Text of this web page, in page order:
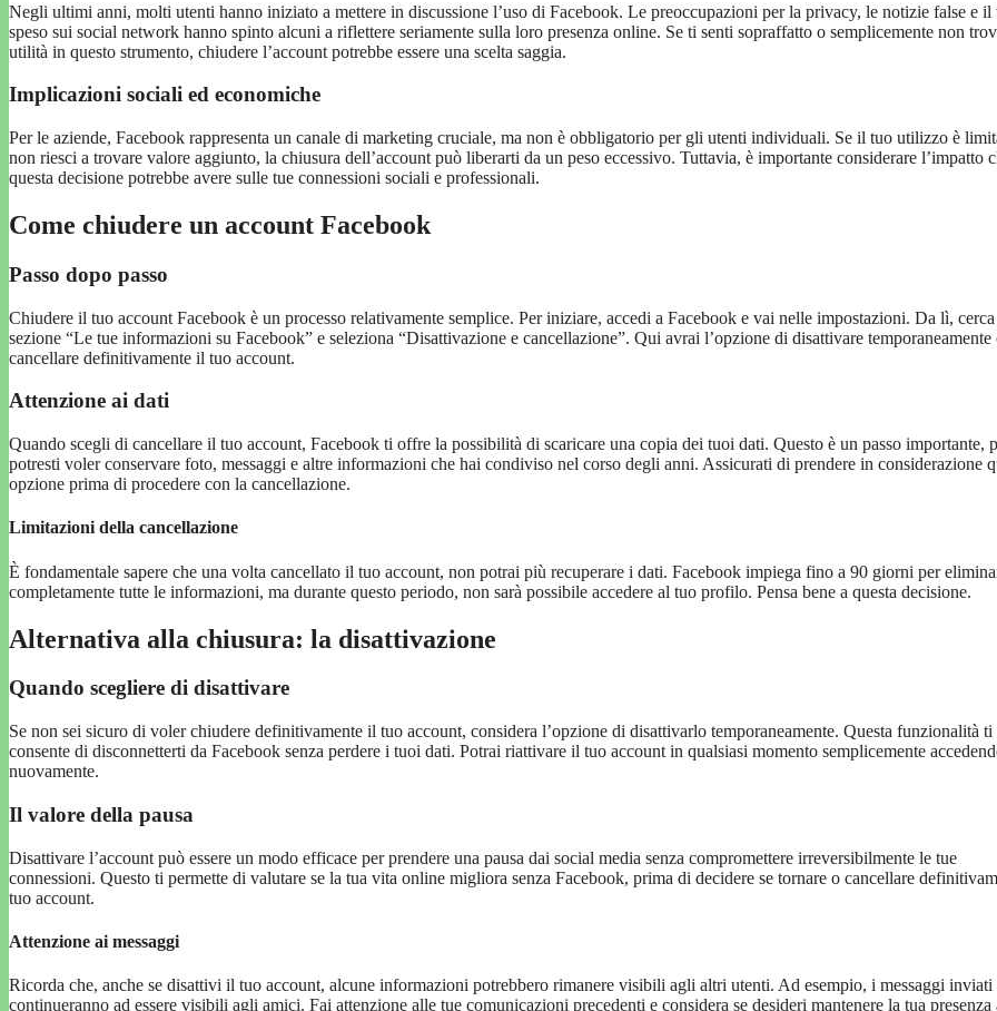
Negli ultimi anni, molti utenti hanno iniziato a mettere in discussione l’uso di Facebook. Le preoccupazioni per la privacy, le notizie false e il
speso sui social network hanno spinto alcuni a riflettere seriamente sulla loro presenza online. Se ti senti sopraffatto o semplicemente non
utilità in questo strumento, chiudere l’account potrebbe essere una scelta saggia.
Implicazioni sociali ed economiche
Per le aziende, Facebook rappresenta un canale di marketing cruciale, ma non è obbligatorio per gli utenti individuali. Se il tuo utilizzo è
non riesci a trovare valore aggiunto, la chiusura dell’account può liberarti da un peso eccessivo. Tuttavia, è importante considerare l’impatto
questa decisione potrebbe avere sulle tue connessioni sociali e professionali.
Come chiudere un account Facebook
Passo dopo passo
Chiudere il tuo account Facebook è un processo relativamente semplice. Per iniziare, accedi a Facebook e vai nelle impostazioni. Da lì, cerca
sezione “Le tue informazioni su Facebook” e seleziona “Disattivazione e cancellazione”. Qui avrai l’opzione di disattivare temporaneamente
cancellare definitivamente il tuo account.
Attenzione ai dati
Quando scegli di cancellare il tuo account, Facebook ti offre la possibilità di scaricare una copia dei tuoi dati. Questo è un passo importante,
potresti voler conservare foto, messaggi e altre informazioni che hai condiviso nel corso degli anni. Assicurati di prendere in considerazione
opzione prima di procedere con la cancellazione.
Limitazioni della cancellazione
È fondamentale sapere che una volta cancellato il tuo account, non potrai più recuperare i dati. Facebook impiega fino a 90 giorni per
completamente tutte le informazioni, ma durante questo periodo, non sarà possibile accedere al tuo profilo. Pensa bene a questa decisione.
Alternativa alla chiusura: la disattivazione
Quando scegliere di disattivare
Se non sei sicuro di voler chiudere definitivamente il tuo account, considera l’opzione di disattivarlo temporaneamente. Questa funzionalità ti
consente di disconnetterti da Facebook senza perdere i tuoi dati. Potrai riattivare il tuo account in qualsiasi momento semplicemente
nuovamente.
Il valore della pausa
Disattivare l’account può essere un modo efficace per prendere una pausa dai social media senza compromettere irreversibilmente le tue
connessioni. Questo ti permette di valutare se la tua vita online migliora senza Facebook, prima di decidere se tornare o cancellare
tuo account.
Attenzione ai messaggi
Ricorda che, anche se disattivi il tuo account, alcune informazioni potrebbero rimanere visibili agli altri utenti. Ad esempio, i messaggi inviati
continueranno ad essere visibili agli amici. Fai attenzione alle tue comunicazioni precedenti e considera se desideri mantenere la tua presenza